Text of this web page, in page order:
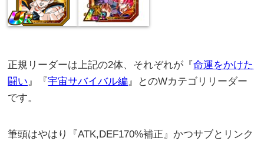
正規リーダーは上記の2体、それぞれが『命運をかけた
闘い』『宇宙サバイバル編』とのWカテゴリリーダー
です。
筆頭はやはり『ATK,DEF170%補正』かつサブとリンク